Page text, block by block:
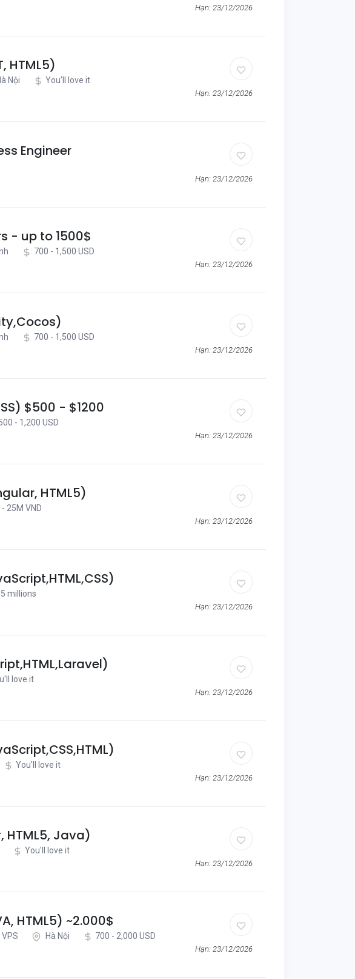
Hạn: 23/12/2026
HTML5)
Nội You'll love it
Hạn: 23/12/2026
Engineer
Hạn: 23/12/2026
- up to 1500$
700 - 1,500 USD
Hạn: 23/12/2026
700 - 1,500 USD
Hạn: 23/12/2026
$500 - $1200
- 1,200 USD
Hạn: 23/12/2026
HTML5)
25M VND
Hạn: 23/12/2026
millions
Hạn: 23/12/2026
love it
Hạn: 23/12/2026
You'll love it
Hạn: 23/12/2026
HTML5, Java)
You'll love it
Hạn: 23/12/2026
HTML5) ~2.000$
VPS Hà Nội 700 - 2,000 USD
Hạn: 23/12/2026